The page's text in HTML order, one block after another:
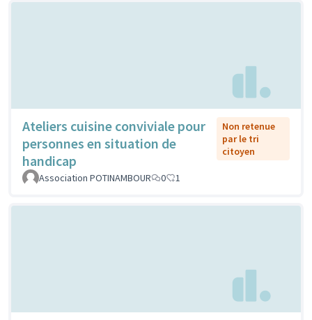
Ateliers cuisine conviviale pour
personnes en situation de
handicap
Non retenue
par le tri
citoyen
Association POTINAMBOUR 0 1